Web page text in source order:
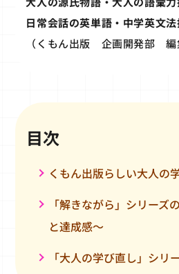
日常会話の英単語・中学英文
（くもん出版 企画開発部 編
目次
くもん出版らしい大人の
「解きながら」シリー
と達成感～
「大人の学び直し」シリ